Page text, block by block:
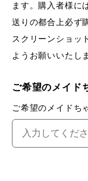
ます。購入者様に
送りの都合上必ず
スクリーンショッ
ようお願いいたし
ご希望のメイド
ご希望のメイドち